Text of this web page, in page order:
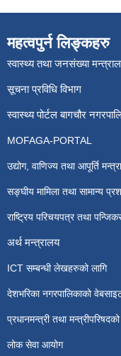
महत्वपुर्न लिङ्कहरु
स्वास्थ्य तथा जनसंख्या
सूचना प्रविधि विभाग
स्वास्थ्य पोर्टल बागचौर
MOFAGA-PORTAL
उद्योग, वाणिज्य तथा आपूर्ति
सङ्घीय मामिला तथा सामान्य
राष्ट्रिय परिचयपत्र तथा
अर्थ मन्त्रालय
ICT सम्बन्धी लेखहरुको लागि
देशभरिका नगरपालिकाको
प्रधानमन्त्री तथा
लोक सेवा आयोग